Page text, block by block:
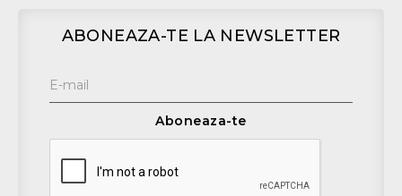
ABONEAZA-TE LA NEWSLETTER
Aboneaza-te